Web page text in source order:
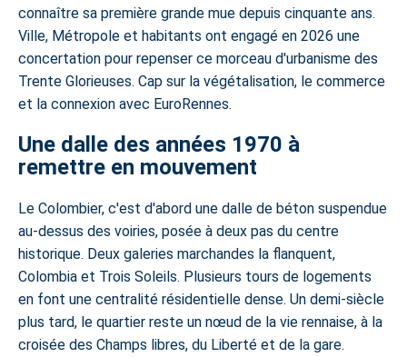
connaître sa première grande mue depuis cinquante ans.
Ville, Métropole et habitants ont engagé en 2026 une
concertation pour repenser ce morceau d'urbanisme des
Trente Glorieuses. Cap sur la végétalisation, le commerce
et la connexion avec EuroRennes.
Une dalle des années 1970 à
remettre en mouvement
Le Colombier, c'est d'abord une dalle de béton suspendue
au-dessus des voiries, posée à deux pas du centre
historique. Deux galeries marchandes la flanquent,
Colombia et Trois Soleils. Plusieurs tours de logements
en font une centralité résidentielle dense. Un demi-siècle
plus tard, le quartier reste un nœud de la vie rennaise, à la
croisée des Champs libres, du Liberté et de la gare.